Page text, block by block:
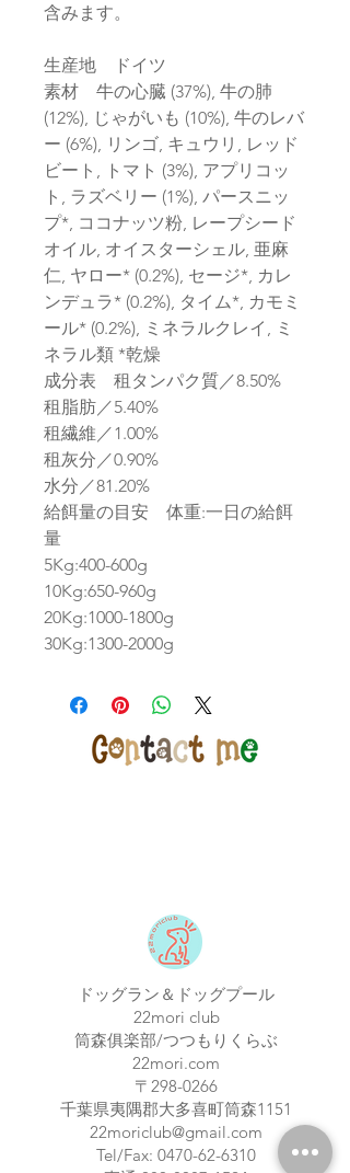
含みます。
生産地 ドイツ
素材 牛の心臓 (37%), 牛の肺
(12%), じゃがいも (10%), 牛のレバ
ー (6%), リンゴ, キュウリ, レッド
ビート, トマト (3%), アプリコッ
ト, ラズベリー (1%), パースニッ
プ*, ココナッツ粉, レープシード
オイル, オイスターシェル, 亜麻
仁, ヤロー* (0.2%), セージ*, カレ
ンデュラ* (0.2%), タイム*, カモミ
ール* (0.2%), ミネラルクレイ, ミ
ネラル類 *乾燥
成分表 租タンパク質／8.50%
租脂肪／5.40%
租繊維／1.00%
租灰分／0.90%
水分／81.20%
給餌量の目安 体重:一日の給餌
量
5Kg:400-600g
10Kg:650-960g
20Kg:1000-1800g
30Kg:1300-2000g
ドッグラン＆ドッグプール
22mori club
筒森俱楽部/つつもりくらぶ
22mori.com
〒298-0266
​千葉県夷隅郡大多喜町筒森1151
22moriclub@gmail.com
Tel/Fax: 0470-62-6310